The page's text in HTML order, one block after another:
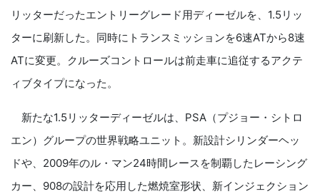
リッターだったエントリーグレード用ディーゼルを、 1.5 リッ
ターに刷新した。同時にトランスミッションを6速ATから8速
ATに変更。クルーズコントロールは前走車に追従するアクテ
ィブタイプになった。
新たな1.5 リッターディーゼルは、 PSA （プジョー・シトロ
エン）グループの世界戦略ユニット。新設計シリンダーヘッ
ドや、 2009年のル・マン24時間レースを制覇したレーシング
カー、 908の設計を応用した燃焼室形状、新インジェクション